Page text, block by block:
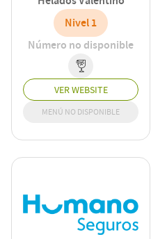
Nivel 1
Número no disponible
VER WEBSITE
MENÚ NO DISPONIBLE